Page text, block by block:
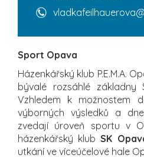
Sport Opava
Házenkářský klub P.E.M.A.
bývalé rozsáhlé základny
Vzhledem k možnostem
výborných výsledků a
zvedají úroveň sportu v
házenkářský klubSK
utkání ve víceúčelové hale